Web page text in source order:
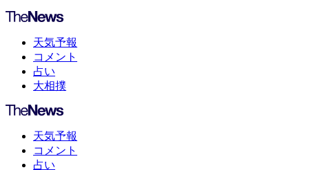
天気予報
コメント
占い
大相撲
天気予報
コメント
占い